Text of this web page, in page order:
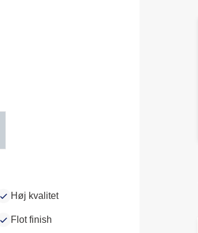
Høj kvalitet
Flot finish